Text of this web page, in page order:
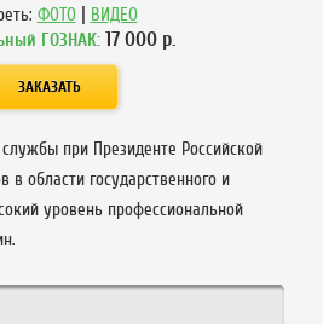
ФОТО | ВИДЕО
ГОЗНАК: 17 000р.
при Президенте Российской
области государственного и
уровень профессиональной